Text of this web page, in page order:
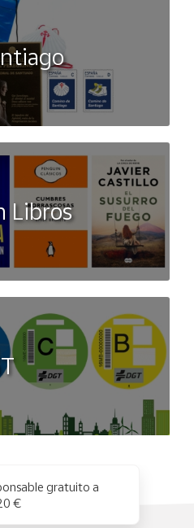
Libros
gratuito a
€